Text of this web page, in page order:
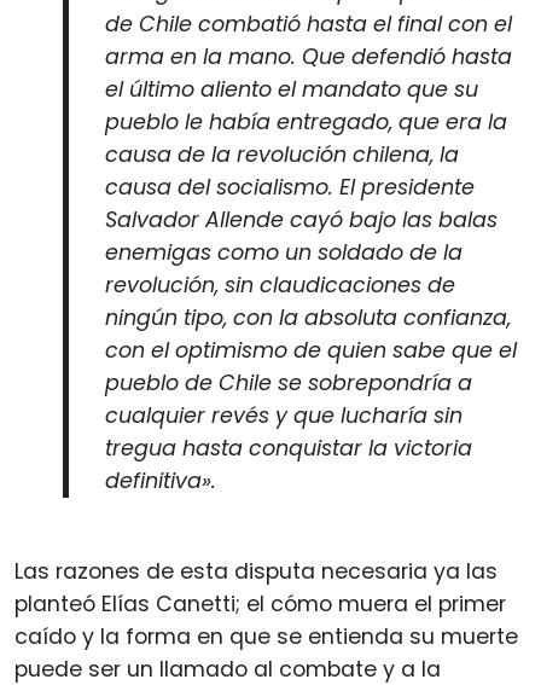
de Chile combatió hasta el final con el
arma en la mano. Que defendió hasta
el último aliento el mandato que su
pueblo le había entregado, que era la
causa de la revolución chilena, la
causa del socialismo. El presidente
Salvador Allende cayó bajo las balas
enemigas como un soldado de la
revolución, sin claudicaciones de
ningún tipo, con la absoluta confianza,
con el optimismo de quien sabe que el
pueblo de Chile se sobrepondría a
cualquier revés y que lucharía sin
tregua hasta conquistar la victoria
definitiva».
Las razones de esta disputa necesaria ya las
planteó Elías Canetti; el cómo muera el primer
caído y la forma en que se entienda su muerte
puede ser un llamado al combate y a la